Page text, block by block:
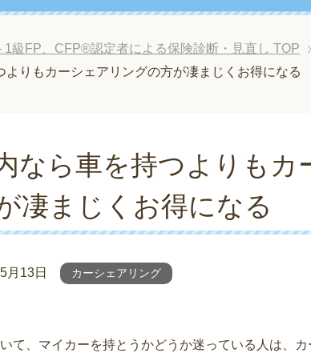
1級FP、CFP®認定者による保険診断・見直し TOP
よりもカーシェアリングの方が凄まじくお得になる
なら車を持つよりもカ
凄まじくお得になる
月13日 カーシェアリング
て、マイカーを持とうかどうか迷っている人は、